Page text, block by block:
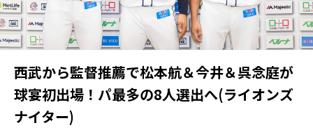
西武から監督推薦で松本航＆今井＆呉念庭が
球宴初出場！パ最多の8人選出へ(ライオンズ
ナイター)